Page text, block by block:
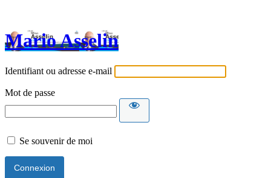
Mario Asselin
Identifiant ou adresse e-mail
Mot de passe
Se souvenir de moi